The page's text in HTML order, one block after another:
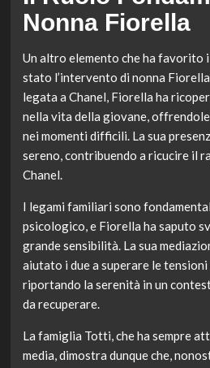
Nonna Fiorella
Un altro elemento che ha favorito
stato l’intervento di nonna
legata a Chanel, Fiorella ha
nella vita della giovane,
nei momenti difficili. La sua
sereno, contribuendo a ricucire il
Chanel.
I legami familiari sono
psicologico, e Fiorella ha saputo
grande sensibilità. La sua
aiutato i due a superare le
riportando la serenità in un
da recuperare.
La famiglia Totti, che ha sempre
media, dimostra dunque che,